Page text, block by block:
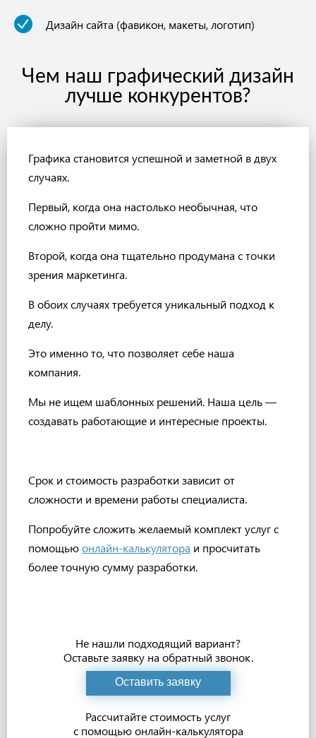
Дизайн сайта (фавикон, макеты, логотип)
Чем наш графический дизайн
лучше конкурентов?
Графика становится успешной и заметной в двух
случаях.
Первый, когда она настолько необычная, что
сложно пройти мимо.
Второй, когда она тщательно продумана с точки
зрения маркетинга.
В обоих случаях требуется уникальный подход к
делу.
Это именно то, что позволяет себе наша
компания.
Мы не ищем шаблонных решений. Наша цель —
создавать работающие и интересные проекты.
Срок и стоимость разработки зависит от
сложности и времени работы специалиста.
Попробуйте сложить желаемый комплект услуг с
помощьюонлайн-калькулятора и просчитать
более точную сумму разработки.
Не нашли подходящий вариант?
Оставьте заявку на обратный звонок.
Оставить заявку
Рассчитайте стоимость услуг
с помощью онлайн-калькулятора